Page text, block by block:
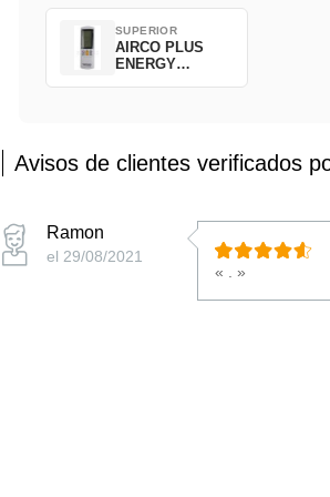
SUPERIOR
AIRCO PLUS
ENERGY
Avisos de clientes verificados
Ramon
el 29/08/2021
« . »